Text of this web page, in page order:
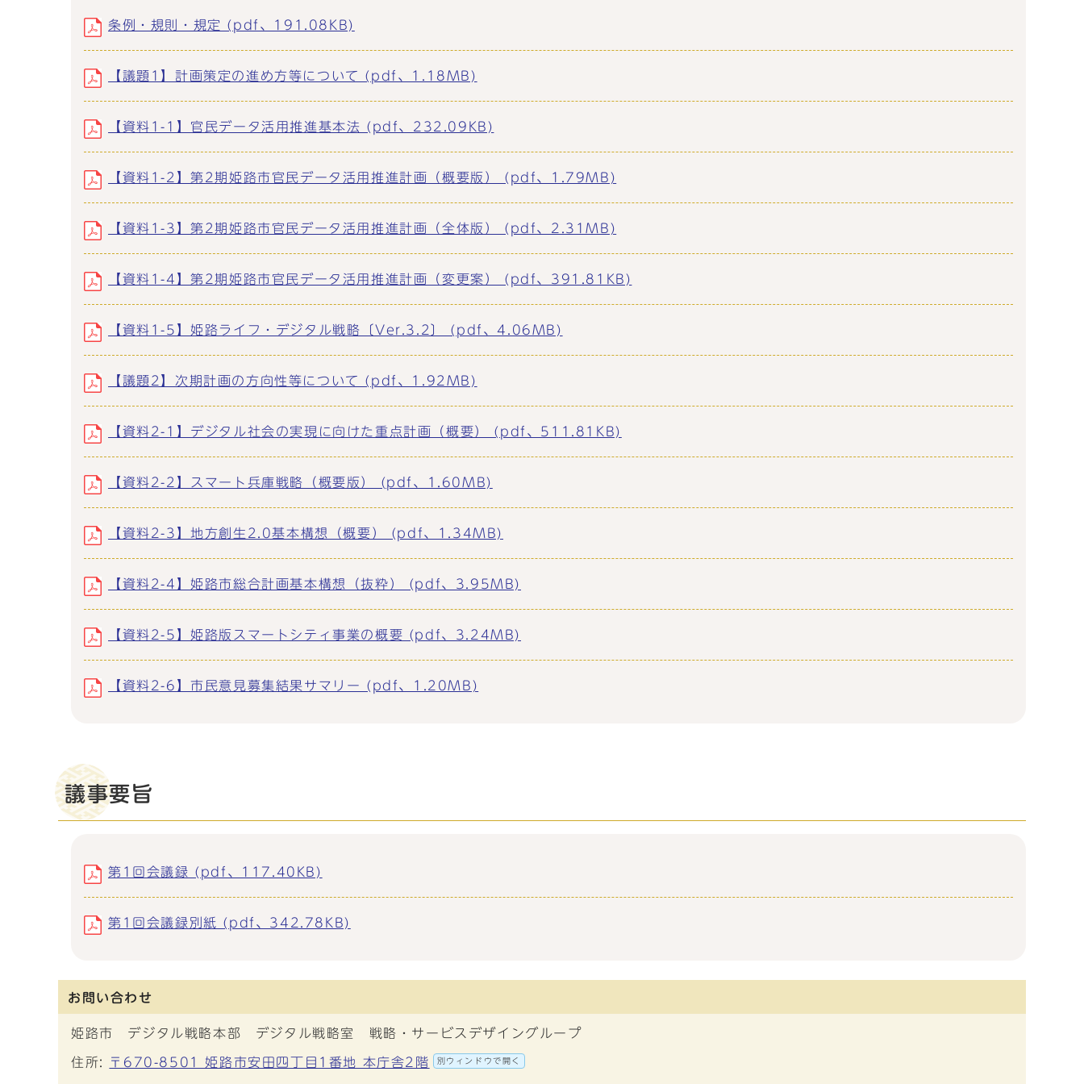
条例・規則・規定 (pdf、191.08KB)
【議題1】計画策定の進め方等について (pdf、1.18MB)
【資料1-1】官民データ活用推進基本法 (pdf、232.09KB)
【資料1-2】第2期姫路市官民データ活用推進計画（概要版） (pdf、1.79MB)
【資料1-3】第2期姫路市官民データ活用推進計画（全体版） (pdf、2.31MB)
【資料1-4】第2期姫路市官民データ活用推進計画（変更案） (pdf、391.81KB)
【資料1-5】姫路ライフ・デジタル戦略〔Ver.3.2〕 (pdf、4.06MB)
【議題2】次期計画の方向性等について (pdf、1.92MB)
【資料2-1】デジタル社会の実現に向けた重点計画（概要） (pdf、511.81KB)
【資料2-2】スマート兵庫戦略（概要版） (pdf、1.60MB)
【資料2-3】地方創生2.0基本構想（概要） (pdf、1.34MB)
【資料2-4】姫路市総合計画基本構想（抜粋） (pdf、3.95MB)
【資料2-5】姫路版スマートシティ事業の概要 (pdf、3.24MB)
【資料2-6】市民意見募集結果サマリー (pdf、1.20MB)
議事要旨
第1回会議録 (pdf、117.40KB)
第1回会議録別紙 (pdf、342.78KB)
お問い合わせ
姫路市 デジタル戦略本部 デジタル戦略室 戦略・サービスデザイングループ
住所: 〒670-8501 姫路市安田四丁目1番地 本庁舎2階 別ウィンドウで開く